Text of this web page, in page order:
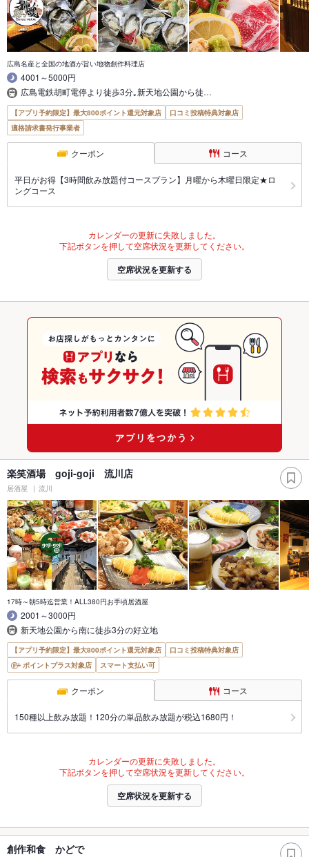
広島名産と全国の地酒が旨い地物創作料理店
4001～5000円
広島電鉄胡町電停より徒歩3分｡新天地公園から徒…
【アプリ予約限定】最大800ポイント還元対象店
口コミ投稿特典対象店
適格請求書発行事業者
クーポン コース
平日がお得【3時間飲み放題付コースプラン】月曜から木曜日限定★ロ
ングコース
カレンダーの更新に失敗しました。
下記ボタンを押して空席状況を更新してください。
空席状況を更新する
楽笑酒場 goji-goji 流川店
居酒屋 流川
17時～朝5時迄営業！ALL380円お手頃居酒屋
2001～3000円
新天地公園から南に徒歩3分の好立地
【アプリ予約限定】最大800ポイント還元対象店
口コミ投稿特典対象店
ポイントプラス対象店
スマート支払い可
クーポン コース
150種以上飲み放題！120分の単品飲み放題が税込1680円！
カレンダーの更新に失敗しました。
下記ボタンを押して空席状況を更新してください。
空席状況を更新する
創作和食 かどで